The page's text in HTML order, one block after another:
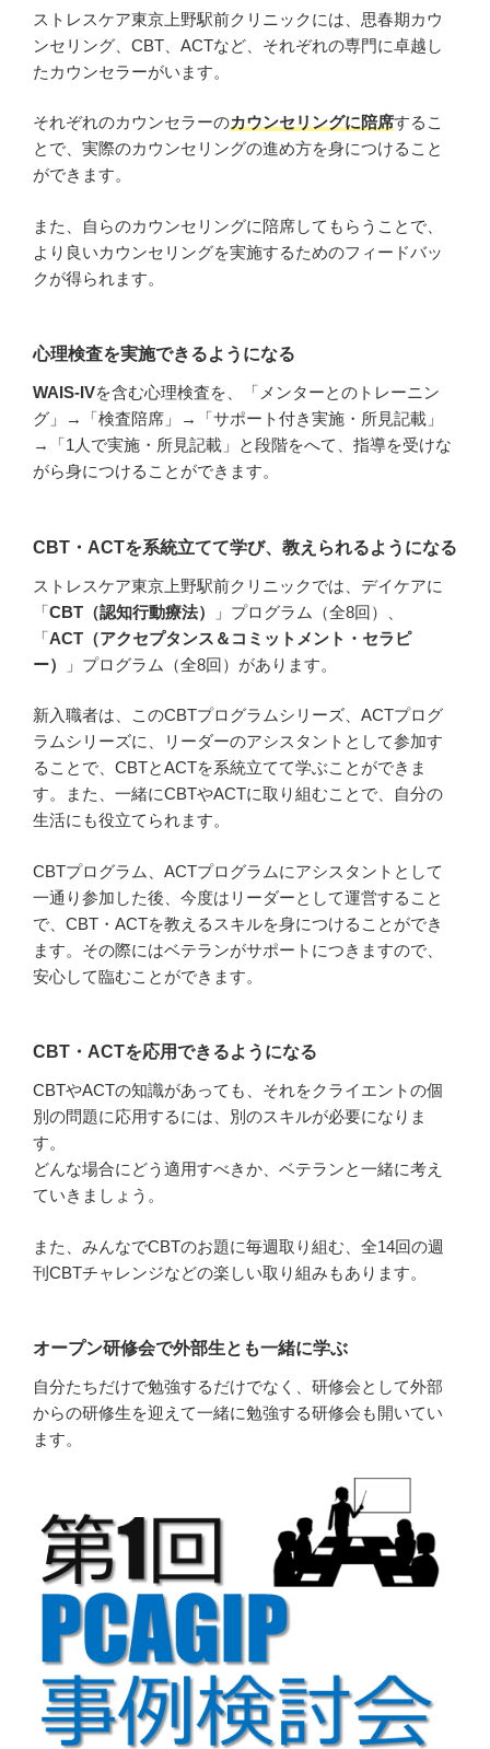
ストレスケア東京上野駅前クリニックには、思春期カウ
ンセリング、CBT、ACTなど、それぞれの専門に卓越し
たカウンセラーがいます。
それぞれのカウンセラーのカウンセリングに陪席するこ
とで、実際のカウンセリングの進め方を身につけること
ができます。
また、自らのカウンセリングに陪席してもらうことで、
より良いカウンセリングを実施するためのフィードバッ
クが得られます。
心理検査を実施できるようになる
WAIS-IVを含む心理検査を、「メンターとのトレーニン
グ」→「検査陪席」→「サポート付き実施・所見記載」
→「1人で実施・所見記載」と段階をへて、指導を受けな
がら身につけることができます。
CBT・ACTを系統立てて学び、教えられるようになる
ストレスケア東京上野駅前クリニックでは、デイケアに
「CBT（認知行動療法）
」プログラム（全8回）、
「ACT（アクセプタンス＆コミットメント・セラピ
ー）
」プログラム（全8回）があります。
新入職者は、このCBTプログラムシリーズ、ACTプログ
ラムシリーズに、リーダーのアシスタントとして参加す
ることで、CBTとACTを系統立てて学ぶことができま
す。また、一緒にCBTやACTに取り組むことで、自分の
生活にも役立てられます。
CBTプログラム、ACTプログラムにアシスタントとして
一通り参加した後、今度はリーダーとして運営すること
で、CBT・ACTを教えるスキルを身につけることができ
ます。その際にはベテランがサポートにつきますので、
安心して臨むことができます。
CBT・ACTを応用できるようになる
CBTやACTの知識があっても、それをクライエントの個
別の問題に応用するには、別のスキルが必要になりま
す。
どんな場合にどう適用すべきか、ベテランと一緒に考え
ていきましょう。
また、みんなでCBTのお題に毎週取り組む、全14回の週
刊CBTチャレンジなどの楽しい取り組みもあります。
オープン研修会で外部生とも一緒に学ぶ
自分たちだけで勉強するだけでなく、研修会として外部
からの研修生を迎えて一緒に勉強する研修会も開いてい
ます。